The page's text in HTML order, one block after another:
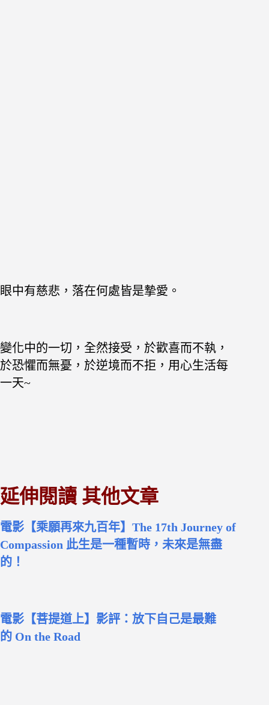
眼中有慈悲，落在何處皆是摯愛。
變化中的一切，全然接受， 於歡喜而不執，
於恐懼而無憂， 於逆境而不拒，用心生活每
一天~
延伸閱讀 其他文章
電影【乘願再來九百年】The 17th Journey of
Compassion 此生是一種暫時，未來是無盡
的！
電影【菩提道上】影評：放下自己是最難
的 On the Road